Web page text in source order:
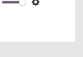
Settings